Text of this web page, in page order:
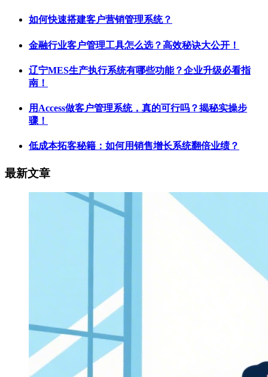
如何快速搭建客户营销管理系统？
金融行业客户管理工具怎么选？高效秘诀大公开！
辽宁MES生产执行系统有哪些功能？企业升级必看指
南！
用Access做客户管理系统，真的可行吗？揭秘实操步
骤！
低成本拓客秘籍：如何用销售增长系统翻倍业绩？
最新文章